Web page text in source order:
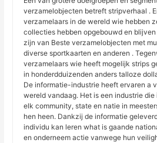
verzamelobjecten betreft stripverhaal .
verzamelaars in de wereld wie hebben
collecties hebben opgebouwd en
zijn van Beste verzamelobjecten met
diverse sportkaarten en anderen .
verzamelaars wie heeft mogelijk strips
in honderdduizenden anders talloze
De informatie-industrie heeft ervaren a
wereld vandaag. Het is een industrie
elk community, state en natie in
hen heen. Dankzij de informatie
individu kan leren what is gaande
en onderneem actie vanwege hun